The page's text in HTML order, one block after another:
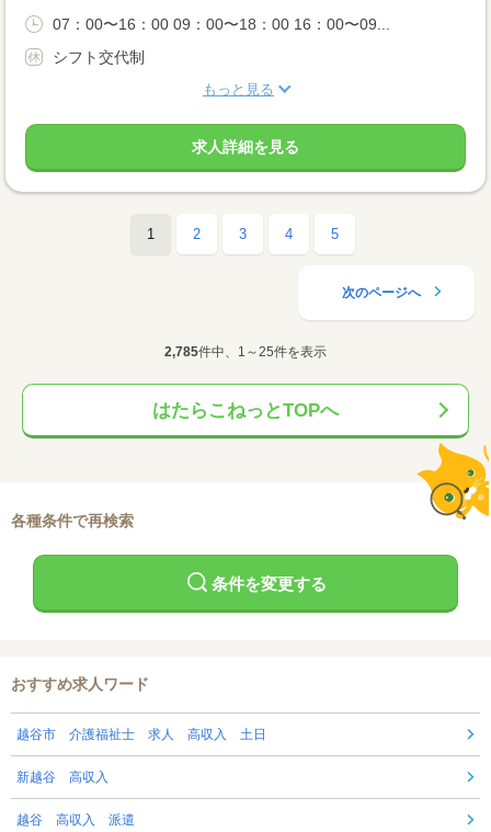
07：00〜16：00 09：00〜18：00 16：00〜09...
シフト交代制
もっと見る
求人詳細を見る
1 2 3 4 5
次のページへ
2,785件中、1～25件を表示
はたらこねっとTOPへ
各種条件で再検索
条件を変更する
おすすめ求人ワード
越谷市 介護福祉士 求人 高収入 土日
新越谷 高収入
越谷 高収入 派遣